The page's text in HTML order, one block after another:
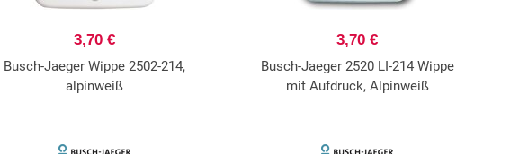
3,70 €
Busch-Jaeger Wippe 2502-214,
alpinweiß
3,70 €
Busch-Jaeger 2520 LI-214 Wippe
mit Aufdruck, Alpinweiß